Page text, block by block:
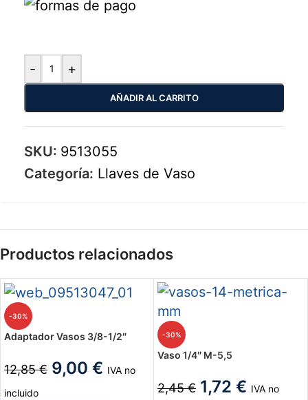
- +
AÑADIR AL CARRITO
SKU: 9513055
Categoría: Llaves de Vaso
Productos relacionados
-30%
Adaptador Vasos 3/8-1/2″
12,85€ 9,00 € IVA no
incluido
-30%
Vaso 1/4″ M-5,5
2,45€ 1,72 € IVA no